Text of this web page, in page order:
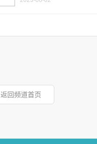
返回频道首页